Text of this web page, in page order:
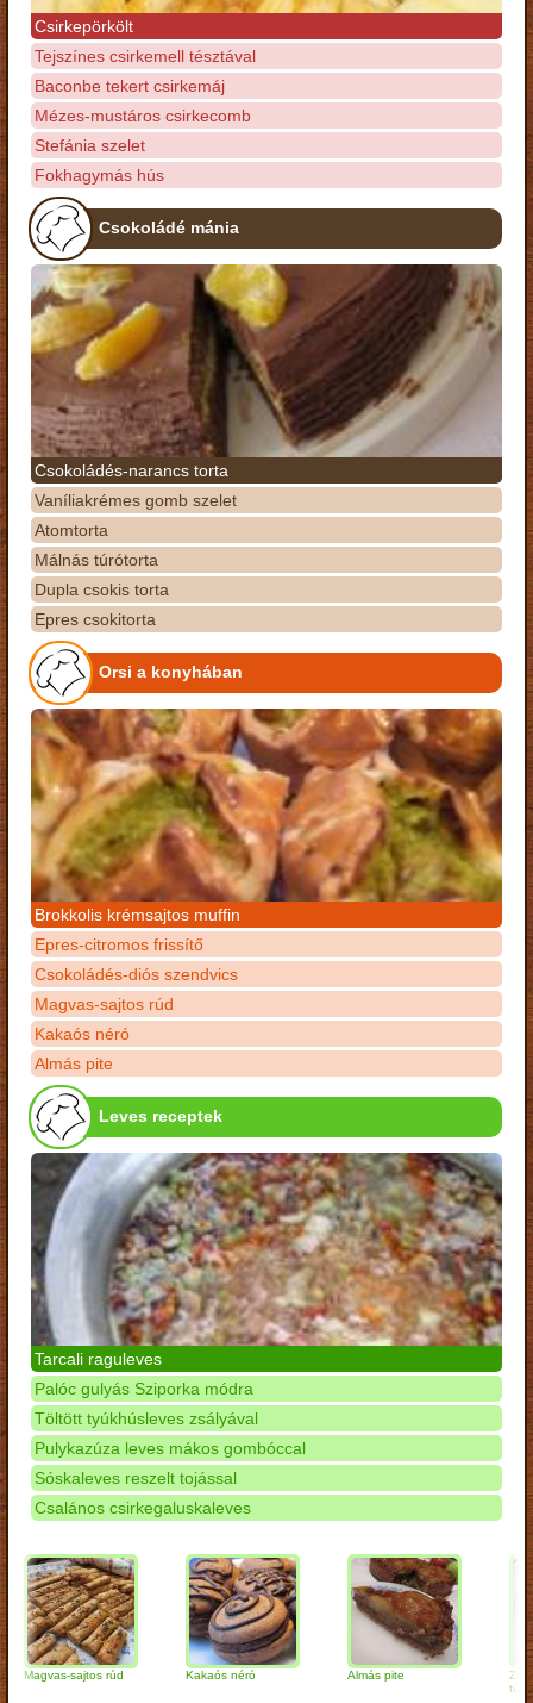
Csirkepörkölt
Tejszínes csirkemell tésztával
Baconbe tekert csirkemáj
Mézes-mustáros csirkecomb
Stefánia szelet
Fokhagymás hús
Csokoládé mánia
Csokoládés-narancs torta
Vaníliakrémes gomb szelet
Atomtorta
Málnás túrótorta
Dupla csokis torta
Epres csokitorta
Orsi a konyhában
Brokkolis krémsajtos muffin
Epres-citromos frissítő
Csokoládés-diós szendvics
Magvas-sajtos rúd
Kakaós néró
Almás pite
Leves receptek
Tarcali raguleves
Palóc gulyás Sziporka módra
Töltött tyúkhúsleves zsályával
Pulykazúza leves mákos gombóccal
Sóskaleves reszelt tojással
Csalános csirkegaluskaleves
sajtos rúd Kakaós néró Almás pite